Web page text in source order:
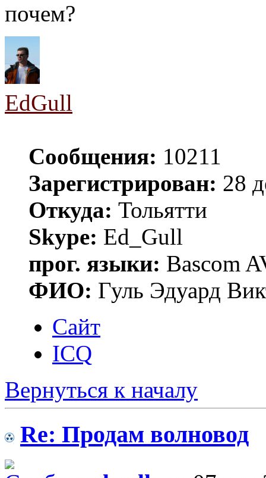
почем?
EdGull
Сообщения: 10211
Зарегистрирован: 28
Откуда: Тольятти
Skype: Ed_Gull
прог. языки: Bascom
ФИО: Гуль Эдуард
Сайт
ICQ
Вернуться к началу
Re: Продам волновод